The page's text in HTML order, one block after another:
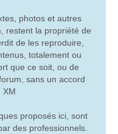
photos et autres
restent la propriété de
de les reproduire,
totalement ou
que ce soit, ou de
sans un accord
XM
proposés ici, sont
des professionnels.